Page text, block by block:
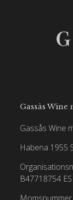
Gassås
Gassås Wine
Habena 1955
B47718754